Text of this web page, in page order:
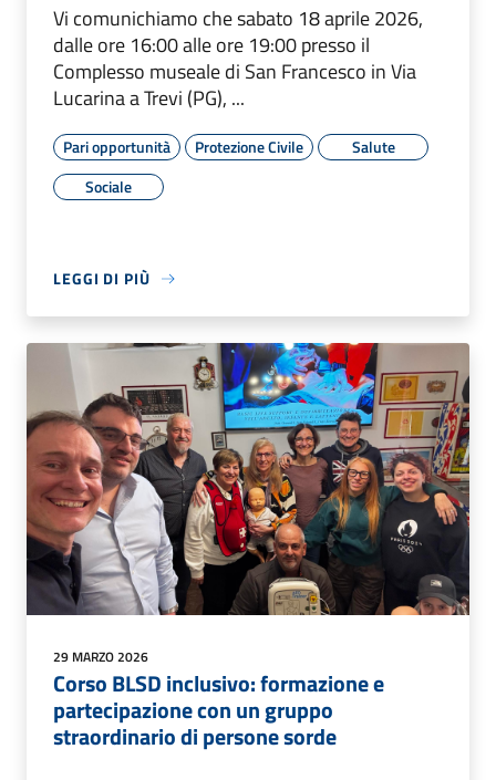
Vi comunichiamo che sabato 18 aprile 2026,
dalle ore 16:00 alle ore 19:00 presso il
Complesso museale di San Francesco in Via
Lucarina a Trevi (PG), ...
Pari opportunità Protezione Civile
Salute
Sociale
LEGGI DI PIÙ
29 MARZO 2026
Corso BLSD inclusivo: formazione e
partecipazione con un gruppo
straordinario di persone sorde